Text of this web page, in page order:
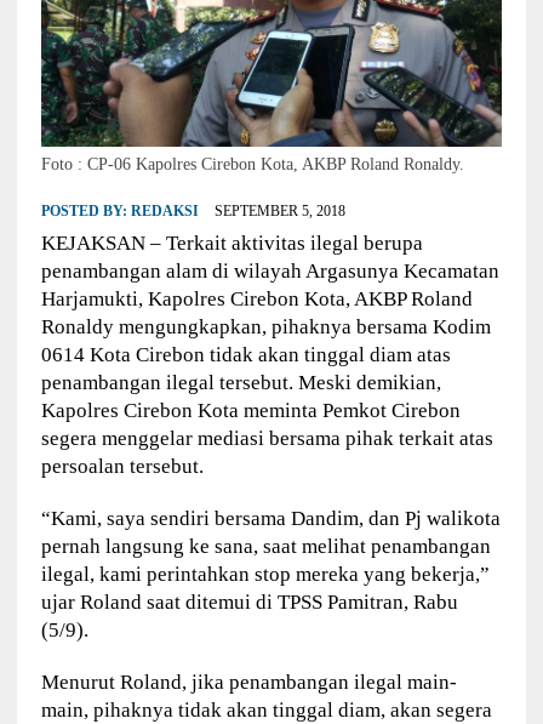
Foto : CP-06 Kapolres Cirebon Kota, AKBP Roland Ronaldy.
POSTED BY: REDAKSI SEPTEMBER 5, 2018
KEJAKSAN – Terkait aktivitas ilegal berupa
penambangan alam di wilayah Argasunya Kecamatan
Harjamukti, Kapolres Cirebon Kota, AKBP Roland
Ronaldy mengungkapkan, pihaknya bersama Kodim
0614 Kota Cirebon tidak akan tinggal diam atas
penambangan ilegal tersebut. Meski demikian,
Kapolres Cirebon Kota meminta Pemkot Cirebon
segera menggelar mediasi bersama pihak terkait atas
persoalan tersebut.
“Kami, saya sendiri bersama Dandim, dan Pj walikota
pernah langsung ke sana, saat melihat penambangan
ilegal, kami perintahkan stop mereka yang bekerja,”
ujar Roland saat ditemui di TPSS Pamitran, Rabu
(5/9).
Menurut Roland, jika penambangan ilegal main-
main, pihaknya tidak akan tinggal diam, akan segera